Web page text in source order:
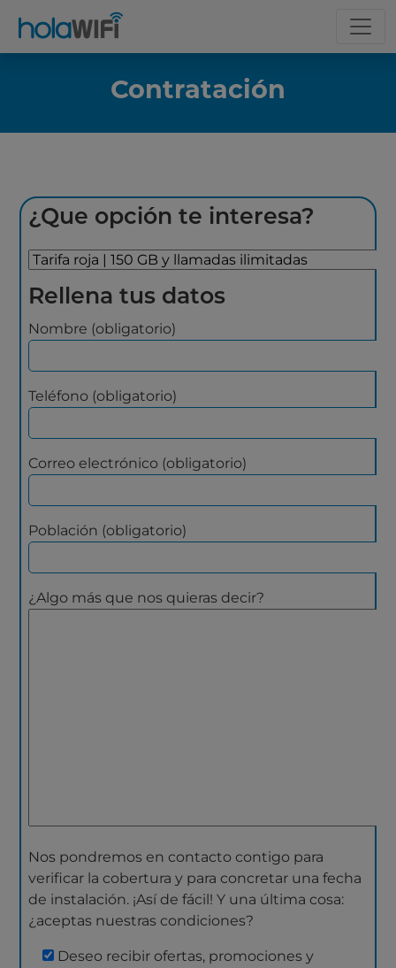
Contratación
¿Que opción te interesa?
Rellena tus datos
Nombre (obligatorio)
Teléfono (obligatorio)
Correo electrónico (obligatorio)
Población (obligatorio)
¿Algo más que nos quieras decir?
Nos pondremos en contacto contigo para
verificar la cobertura y para concretar una fecha
de instalación. ¡Así de fácil! Y una última cosa:
¿aceptas nuestras condiciones?
Deseo recibir ofertas, promociones y